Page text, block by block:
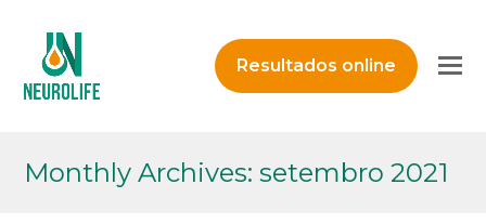
Resultados online
Monthly Archives: setembro 2021